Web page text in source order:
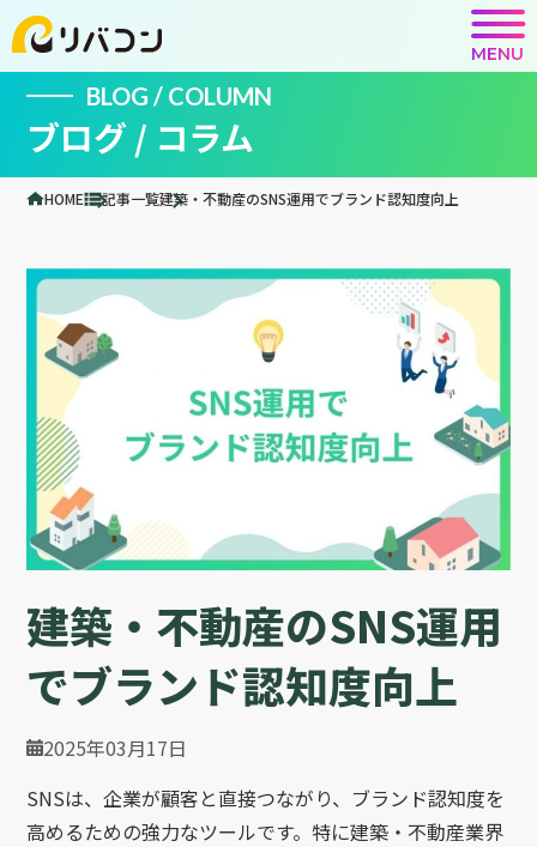
MENU
BLOG / COLUMN
ブログ / コラム
HOME 記事一覧建築・不動産のSNS運用でブランド認知度向上
建築・不動産のSNS運用
でブランド認知度向上
2025年03月17日
SNSは、企業が顧客と直接つながり、ブランド認知度を
高めるための強力なツールです。特に建築・不動産業界